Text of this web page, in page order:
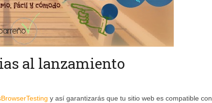
al lanzamiento
y así garantizarás que tu sitio web es compatible con